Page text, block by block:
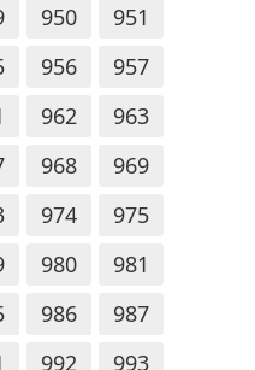
950
951
956
957
962
963
968
969
974
975
980
981
986
987
992 993